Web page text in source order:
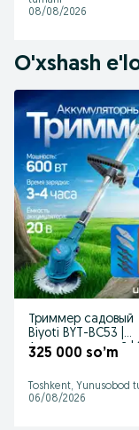
08/08/2026
O'xshash
Триммер садовый
Biyoti BYT-BC53 |
Аккумуляторный | 2
325 000 so’m
Toshkent, Yunusobod
06/08/2026